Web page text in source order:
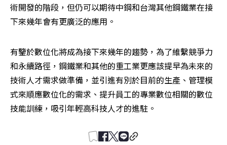
術開發的階段，但仍可以期待中鋼和台灣其他鋼鐵業在接
下來幾年會有更廣泛的應用。
有鑒於數位化將成為接下來幾年的趨勢，為了維繫競爭力
和永續路徑，鋼鐵業和其他的重工業更應該提早為未來的
技術人才需求做準備，並引進有別於目前的生產、管理模
式來順應數位化的需求、提升員工的專業數位相關的數位
技能訓練，吸引年輕高科技人才的進駐。